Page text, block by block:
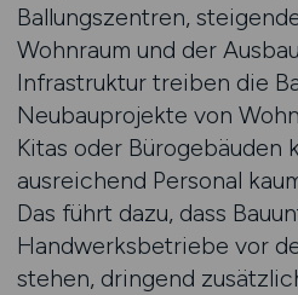
Ballungszentren,
Wohnraum und der
Infrastruktur treiben die
Neubauprojekte von
Kitas oder Bürogebäuden
ausreichend Personal
Das führt dazu, dass
Handwerksbetriebe vor
stehen, dringend